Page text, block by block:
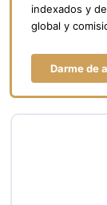
indexados y
global y
Darme de